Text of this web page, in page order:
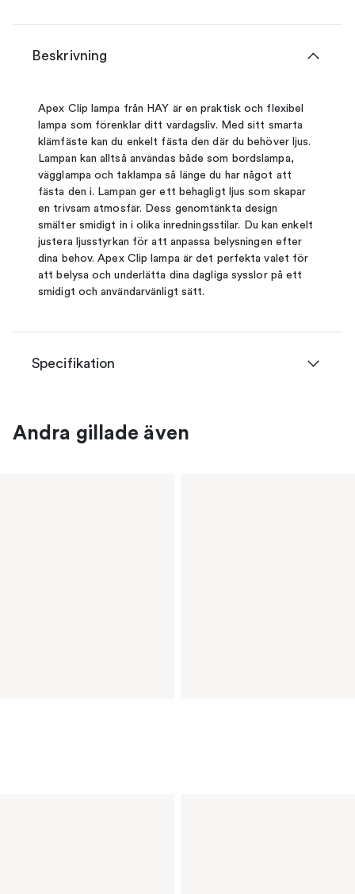
Beskrivning
Apex Clip lampa från HAY är en praktisk och flexibel
lampa som förenklar ditt vardagsliv. Med sitt smarta
klämfäste kan du enkelt fästa den där du behöver ljus.
Lampan kan alltså användas både som bordslampa,
vägglampa och taklampa så länge du har något att
fästa den i. Lampan ger ett behagligt ljus som skapar
en trivsam atmosfär. Dess genomtänkta design
smälter smidigt in i olika inredningsstilar. Du kan enkelt
justera ljusstyrkan för att anpassa belysningen efter
dina behov. Apex Clip lampa är det perfekta valet för
att belysa och underlätta dina dagliga sysslor på ett
smidigt och användarvänligt sätt.
Specifikation
Andra gillade även